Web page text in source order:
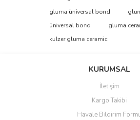
Yorum Yaz
Görüş ve önerileriniz için teşekkür ederiz.
Ürün resmi kalitesiz, bozuk veya
Bu ürüne benzer farklı alternatifler olmalı.
gluma üniversal bond
üniversal bond
gluma
kulzer gluma ceramic
KURUMSAL
İletişim
Kargo Takibi
Havale Bildirim